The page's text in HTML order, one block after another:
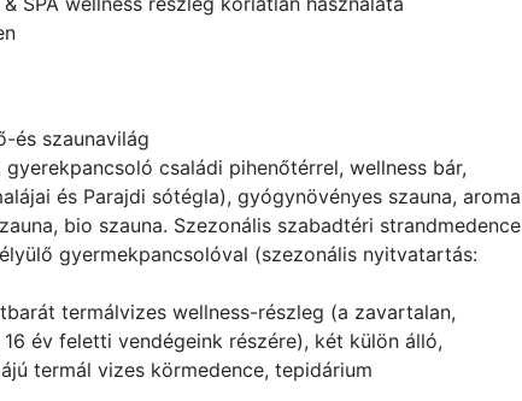
és szaunavilág
családi pihenőtérrel, wellness bár,
és Parajdi sótégla), gyógynövényes szauna, aroma
bio szauna. Szezonális szabadtéri strandmedence
gyermekpancsolóval (szezonális nyitvatartás:
termálvizes wellness-részleg (a zavartalan,
év feletti vendégeink részére), két külön álló,
termál vizes körmedence, tepidárium